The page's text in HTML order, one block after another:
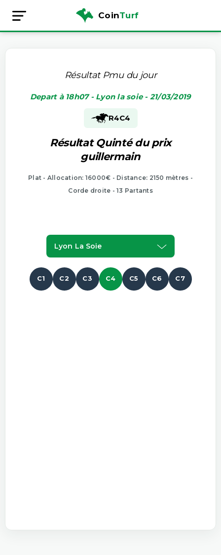
CoinTurf
Résultat Pmu du jour
Depart à 18h07 - Lyon la soie - 21/03/2019
R4C4
Résultat Quinté du prix
guillermain
Plat - Allocation: 16000€ - Distance: 2150 mètres -
Corde droite - 13 Partants
Lyon La Soie
C1 C2 C3 C4 C5 C6 C7